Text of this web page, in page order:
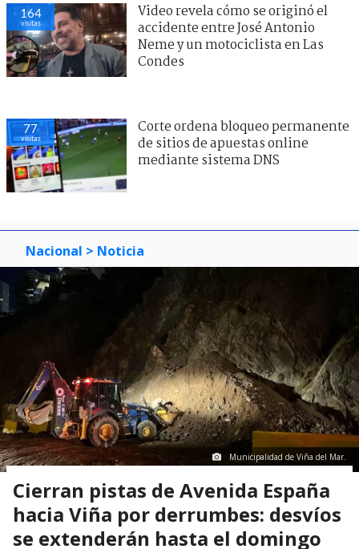
164
visitas
Video revela cómo se originó el
accidente entre José Antonio
Neme y un motociclista en Las
Condes
77
visitas
Corte ordena bloqueo permanente
de sitios de apuestas online
mediante sistema DNS
Nacional > Noticia
Municipalidad de Viña del Mar.
Cierran pistas de Avenida España
hacia Viña por derrumbes: desvíos
se extenderán hasta el domingo